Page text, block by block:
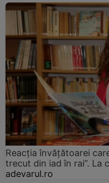
Reacția învățătoarei
trecut din iad în rai”. La
adevarul.ro